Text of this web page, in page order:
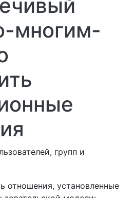
многим-
групп и
отношения, установленные